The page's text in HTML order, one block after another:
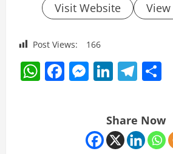
Visit Website
Post Views: 166
WhatsApp
Facebook
Share Now